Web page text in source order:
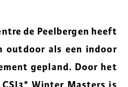
de Peelbergen heeft
outdoor als een indoor
gepland. Door het